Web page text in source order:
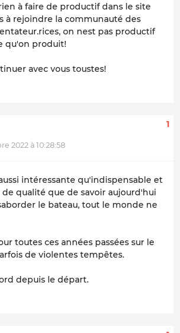
à faire de productif dans le site
à rejoindre la communauté des
on nest pas productif
qu'on produit!
avec vous toustes!
2022 à 10:28:58
1
intéressante qu'indispensable et
qualité que de savoir aujourd'hui
le bateau, tout le monde ne
toutes ces années passées sur le
de violentes tempêtes.
depuis le départ.